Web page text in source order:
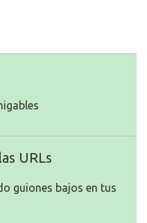
URLs
guiones bajos en tus